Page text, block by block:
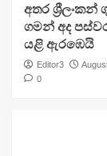
අතර ශ්‍රීලංකන්
ගමන් අද
යළි ඇරඹෙයි
Editor3
0